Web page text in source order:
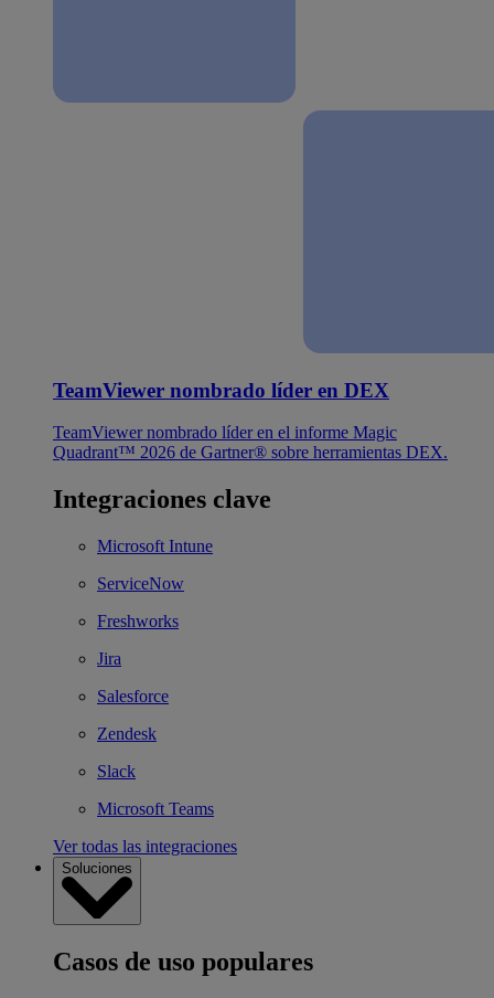
TeamViewer nombrado líder en DEX
TeamViewer nombrado líder en el informe Magic
Quadrant™ 2026 de Gartner® sobre herramientas DEX.
Integraciones clave
Microsoft Intune
ServiceNow
Freshworks
Jira
Salesforce
Zendesk
Slack
Microsoft Teams
Ver todas las integraciones
Soluciones
Casos de uso populares